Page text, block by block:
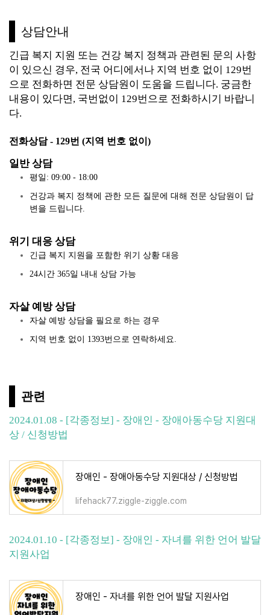
상담안내
긴급 복지 지원 또는 건강 복지 정책과 관련된 문의 사항
이 있으신 경우, 전국 어디에서나 지역 번호 없이 129번
으로 전화하면 전문 상담원이 도움을 드립니다. 궁금한
내용이 있다면, 국번없이 129번으로 전화하시기 바랍니
다.
전화상담 - 129번 (지역 번호 없이)
일반 상담
평일: 09:00 - 18:00
건강과 복지 정책에 관한 모든 질문에 대해 전문 상담원이 답
변을 드립니다.
위기 대응 상담
긴급 복지 지원을 포함한 위기 상황 대응
24시간 365일 내내 상담 가능
자살 예방 상담
자살 예방 상담을 필요로 하는 경우
지역 번호 없이 1393번으로 연락하세요.
관련
2024.01.08 - [각종정보] - 장애인 - 장애아동수당 지원대
상 / 신청방법
장애인 - 장애아동수당 지원대상 / 신청방법
lifehack77.ziggle-ziggle.com
2024.01.10 - [각종정보] - 장애인 - 자녀를 위한 언어 발달
지원사업
장애인 - 자녀를 위한 언어 발달 지원사업